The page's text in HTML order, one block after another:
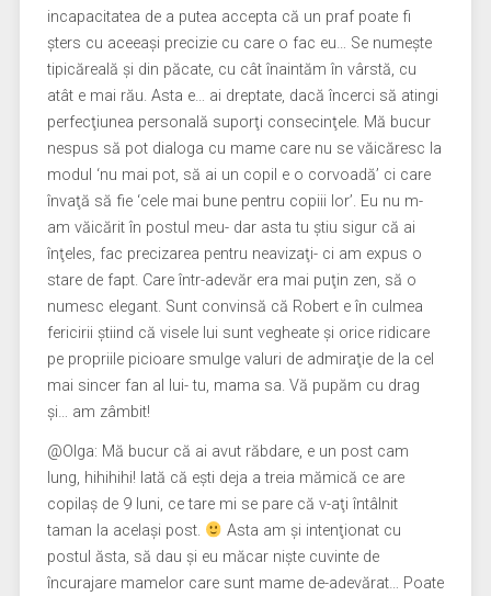
incapacitatea de a putea accepta că un praf poate fi
şters cu aceeaşi precizie cu care o fac eu… Se numeşte
tipicăreală şi din păcate, cu cât înaintăm în vârstă, cu
atât e mai rău. Asta e… ai dreptate, dacă încerci să atingi
perfecţiunea personală suporţi consecinţele. Mă bucur
nespus să pot dialoga cu mame care nu se văicăresc la
modul ‘nu mai pot, să ai un copil e o corvoadă’ ci care
învaţă să fie ‘cele mai bune pentru copiii lor’. Eu nu m-
am văicărit în postul meu- dar asta tu ştiu sigur că ai
înţeles, fac precizarea pentru neavizaţi- ci am expus o
stare de fapt. Care într-adevăr era mai puţin zen, să o
numesc elegant. Sunt convinsă că Robert e în culmea
fericirii ştiind că visele lui sunt vegheate şi orice ridicare
pe propriile picioare smulge valuri de admiraţie de la cel
mai sincer fan al lui- tu, mama sa. Vă pupăm cu drag
şi… am zâmbit!
@Olga: Mă bucur că ai avut răbdare, e un post cam
lung, hihihihi! Iată că eşti deja a treia mămică ce are
copilaş de 9 luni, ce tare mi se pare că v-aţi întâlnit
taman la acelaşi post.
Asta am şi intenţionat cu
postul ăsta, să dau şi eu măcar nişte cuvinte de
încurajare mamelor care sunt mame de-adevărat… Poate